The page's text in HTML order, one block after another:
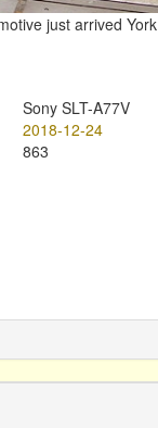
just arrived York
Sony SLT-A77V
2018-12-24
863